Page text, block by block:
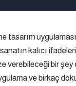
tasarım
kalıcı
verebileceği bir
ve birkaç